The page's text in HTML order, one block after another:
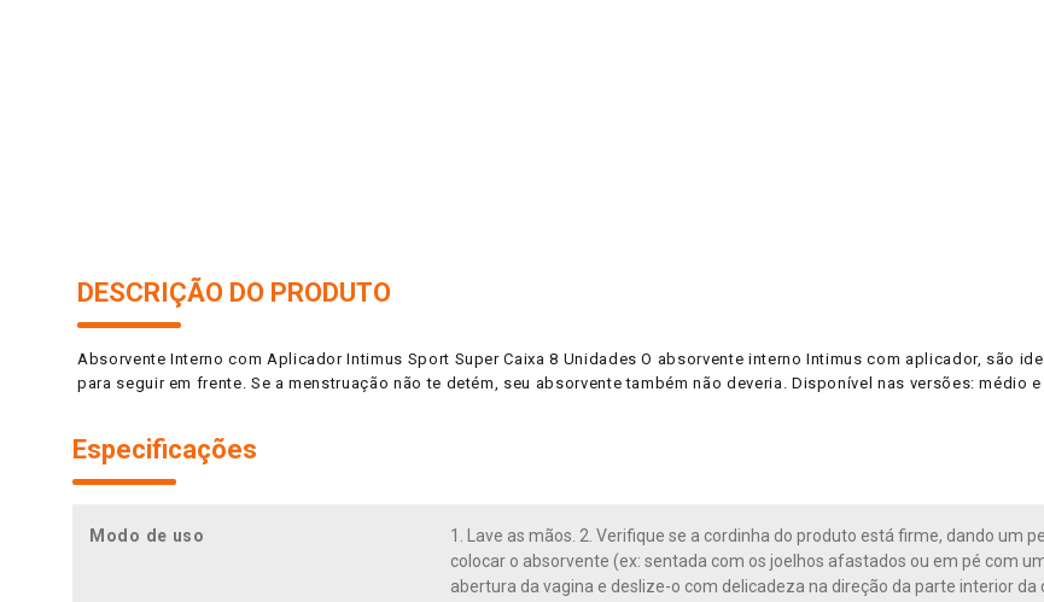
DESCRIÇÃO DO PRODUTO
Absorvente Interno com Aplicador Intimus Sport Super Caixa 8 Unidades O absorvente interno Intimus com aplicador, são
para seguir em frente. Se a menstruação não te detém, seu absorvente também não deveria. Disponível nas versões: médio e
Especificações
Modo de uso
1. Lave as mãos. 2. Verifique se a cordinha do produto está firme, dando um
colocar o absorvente (ex: sentada com os joelhos afastados ou em pé com
abertura da vagina e deslize-o com delicadeza na direção da parte interior